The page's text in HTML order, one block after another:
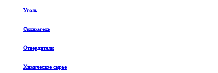
Уголь
Силикагель
Отвердители
Химическое сырье